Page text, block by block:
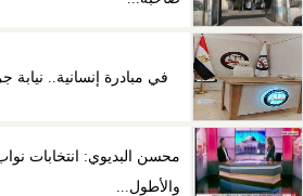
في مبادرة إنسانية.. نيابة
والأطول...